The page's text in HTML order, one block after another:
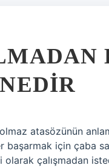
atasözünün
başarmak için çaba
olarak çalışmadan